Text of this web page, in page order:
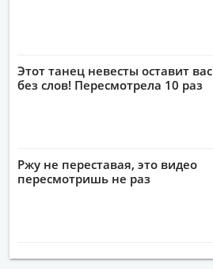
Этот танец невесты оставит вас
без слов! Пересмотрела 10 раз
Ржу не переставая, это видео
пересмотришь не раз